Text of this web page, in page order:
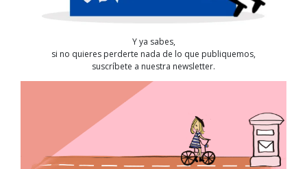
Y ya sabes,
si no quieres perderte nada de lo que publiquemos,
suscríbete a nuestra newsletter.